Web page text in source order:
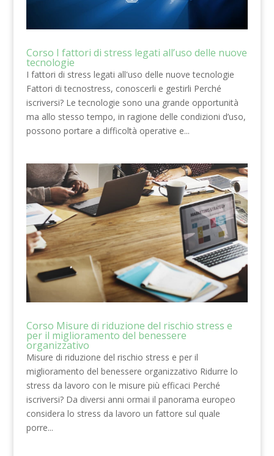
Corso I fattori di stress legati all’uso delle nuove
tecnologie
I fattori di stress legati all'uso delle nuove tecnologie
Fattori di tecnostress, conoscerli e gestirli Perché
iscriversi? Le tecnologie sono una grande opportunità
ma allo stesso tempo, in ragione delle condizioni d’uso,
possono portare a difficoltà operative e...
Corso Misure di riduzione del rischio stress e
per il miglioramento del benessere
organizzativo
Misure di riduzione del rischio stress e per il
miglioramento del benessere organizzativo Ridurre lo
stress da lavoro con le misure più efficaci Perché
iscriversi? Da diversi anni ormai il panorama europeo
considera lo stress da lavoro un fattore sul quale
porre...